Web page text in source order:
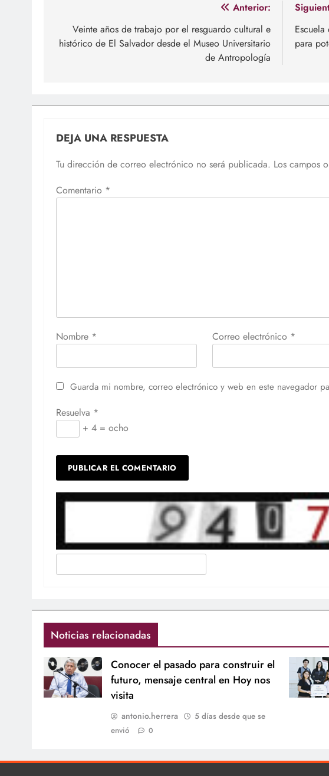
entradas
Anterior:
Veinte años de trabajo por el resguardo cultural e
histórico de El Salvador desde el Museo Universitario
de Antropología
para
DEJA UNA RESPUESTA
Tu dirección de correo electrónico no será publicada. Los campos
Comentario *
Nombre * Correo electrónico *
Guarda mi nombre, correo electrónico y web en este navegador
Resuelva *
+ 4 = ocho
Noticias relacionadas
Conocer el pasado para construir el
futuro, mensaje central en Hoy nos
visita
antonio.herrera
5 días desde que se
envió
0